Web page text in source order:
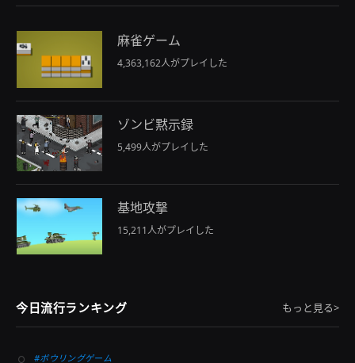
麻雀ゲーム
4,363,162人がプレイした
ゾンビ黙示録
5,499人がプレイした
基地攻撃
15,211人がプレイした
今日流行ランキング もっと見る>
#ボウリングゲーム